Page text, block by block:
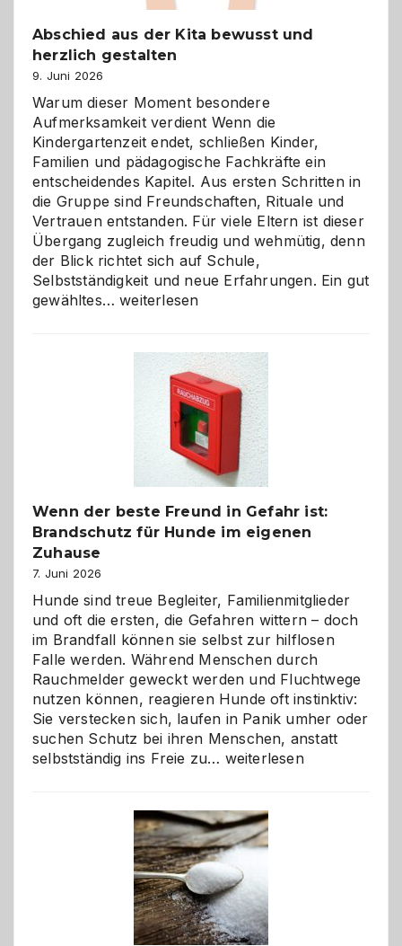
Abschied aus der Kita bewusst und
herzlich gestalten
9. Juni 2026
Warum dieser Moment besondere
Aufmerksamkeit verdient Wenn die
Kindergartenzeit endet, schließen Kinder,
Familien und pädagogische Fachkräfte ein
entscheidendes Kapitel. Aus ersten Schritten in
die Gruppe sind Freundschaften, Rituale und
Vertrauen entstanden. Für viele Eltern ist dieser
Übergang zugleich freudig und wehmütig, denn
der Blick richtet sich auf Schule,
Selbstständigkeit und neue Erfahrungen. Ein gut
gewähltes…Abschied
bewusst
herzlich
gestalten
weiterlesen
Wenn der beste Freund in Gefahr ist:
Brandschutz für Hunde im eigenen
Zuhause
7. Juni 2026
Hunde sind treue Begleiter, Familienmitglieder
und oft die ersten, die Gefahren wittern – doch
im Brandfall können sie selbst zur hilflosen
Falle werden. Während Menschen durch
Rauchmelder geweckt werden und Fluchtwege
nutzen können, reagieren Hunde oft instinktiv:
Sie verstecken sich, laufen in Panik umher oder
suchen Schutz bei ihren Menschen, anstatt
selbstständig ins Freie zu… Wenn
Freund
in
Gefahr
ist:
Brandschutz
für
Hunde
weiterlesen